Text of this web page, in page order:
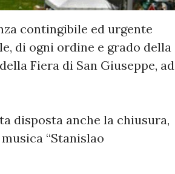
contingibile ed urgente
di ogni ordine e grado della
Fiera di San Giuseppe, ad
disposta anche la chiusura,
“Stanislao